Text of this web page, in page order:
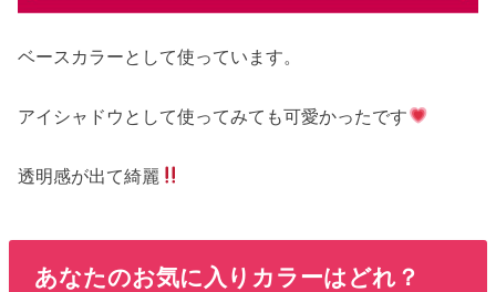
ベースカラーとして使っています。
アイシャドウとして使ってみても可愛かったです
透明感が出て綺麗
あなたのお気に入りカラーはどれ？